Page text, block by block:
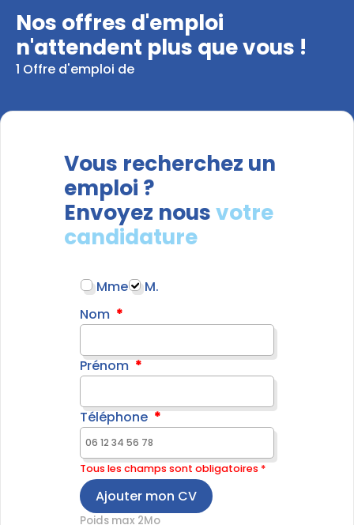
Nos offres d'emploi
n'attendent plus que vous !
1 Offre d'emploi de
Vous recherchez un
emploi ?
Envoyez nousvotre
candidature
Mme
M.
Nom
Prénom
Téléphone
Tous les champs sont obligatoires *
Ajouter mon CV
Poids max 2Mo